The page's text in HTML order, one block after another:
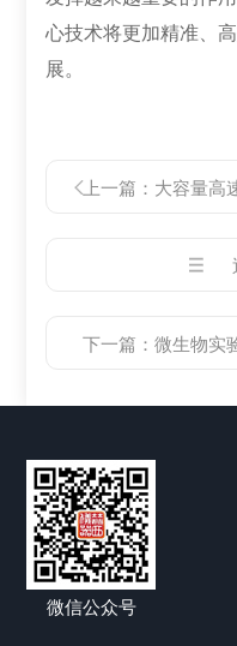
心技术将更加精准、
展。
上一篇： 大容量高速冷冻
下一篇：微生物实验
微信公众号